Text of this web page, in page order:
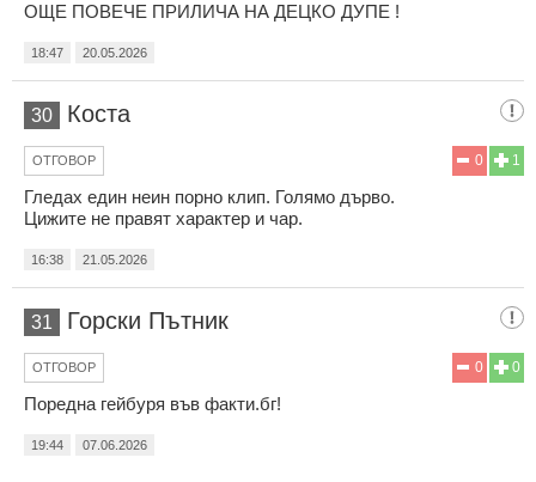
ОЩЕ ПОВЕЧЕ ПРИЛИЧА НА ДЕЦКО ДУПЕ !
18:47 20.05.2026
30 Коста
1
0
ОТГОВОР
Гледах един неин порно клип. Голямо дърво.
Цижите не правят характер и чар.
16:38 21.05.2026
31 Горски Пътник
0
0
ОТГОВОР
Поредна гейбуря във факти.бг!
19:44 07.06.2026